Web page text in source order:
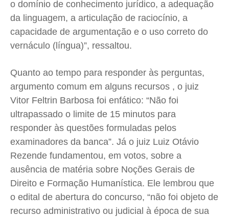
o domínio de conhecimento jurídico, a adequação
da linguagem, a articulação de raciocínio, a
capacidade de argumentação e o uso correto do
vernáculo (língua)”, ressaltou.
Quanto ao tempo para responder às perguntas,
argumento comum em alguns recursos , o juiz
Vitor Feltrin Barbosa foi enfático: “Não foi
ultrapassado o limite de 15 minutos para
responder às questões formuladas pelos
examinadores da banca”. Já o juiz Luiz Otávio
Rezende fundamentou, em votos, sobre a
ausência de matéria sobre Noções Gerais de
Direito e Formação Humanística. Ele lembrou que
o edital de abertura do concurso, “não foi objeto de
recurso administrativo ou judicial à época de sua